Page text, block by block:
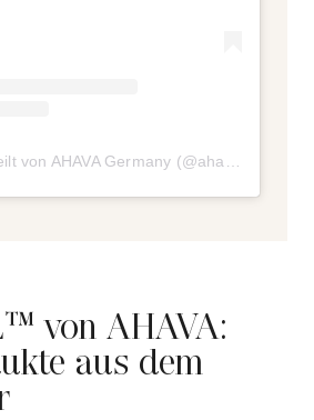
von AHAVA:
aus dem